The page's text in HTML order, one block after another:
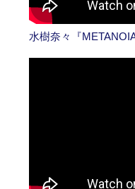
水樹奈々『